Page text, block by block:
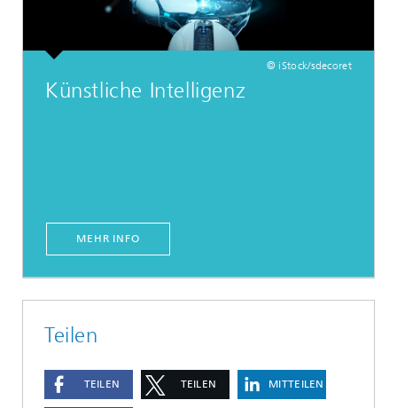
© iStock/sdecoret
Künstliche Intelligenz
MEHR INFO
Teilen
TEILEN TEILEN MITTEILEN